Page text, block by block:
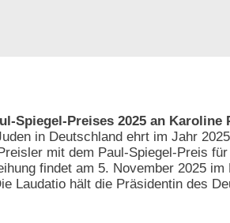
Spiegel-Preises 2025 an Karoline
in Deutschland ehrt im Jahr
mit dem Paul-Spiegel-Preis
findet am 5. November 2025 im
Laudatio hält die Präsidentin des